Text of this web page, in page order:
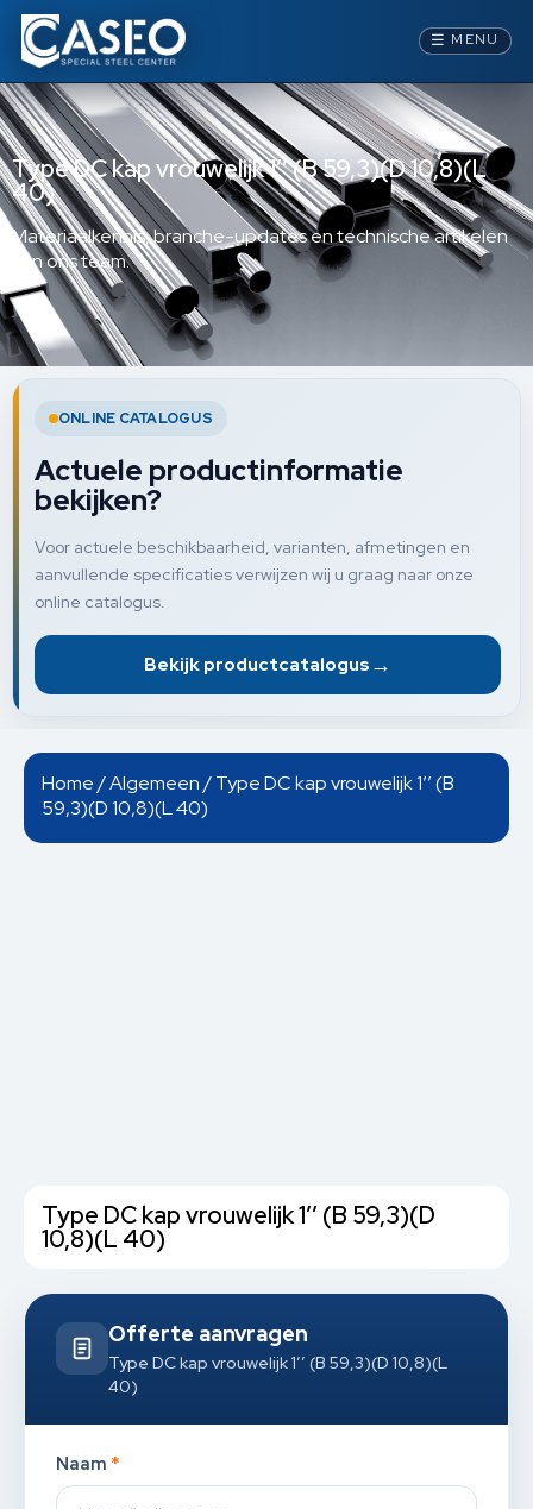
☰ MENU
Type DC kap vrouwelijk 1’’ (B 59,3)(D 10,8)(L
40)
Materiaalkennis, branche-updates en technische artikelen
van ons team.
ONLINE CATALOGUS
Actuele productinformatie
bekijken?
Voor actuele beschikbaarheid, varianten, afmetingen en
aanvullende specificaties verwijzen wij u graag naar onze
online catalogus.
Bekijk productcatalogus →
Home/Algemeen/ Type DC kap vrouwelijk 1’’ (B
59,3)(D 10,8)(L 40)
Type DC kap vrouwelijk 1’’ (B 59,3)(D
10,8)(L 40)
Offerte aanvragen
Type DC kap vrouwelijk 1’’ (B 59,3)(D 10,8)(L
40)
Naam *